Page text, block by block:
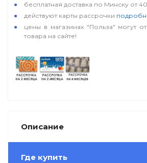
бесплатная доставка по Минску от 40
действуют карты рассрочки
цены в магазинах "Польза" могут
товара на сайте!
Описание
Где купить